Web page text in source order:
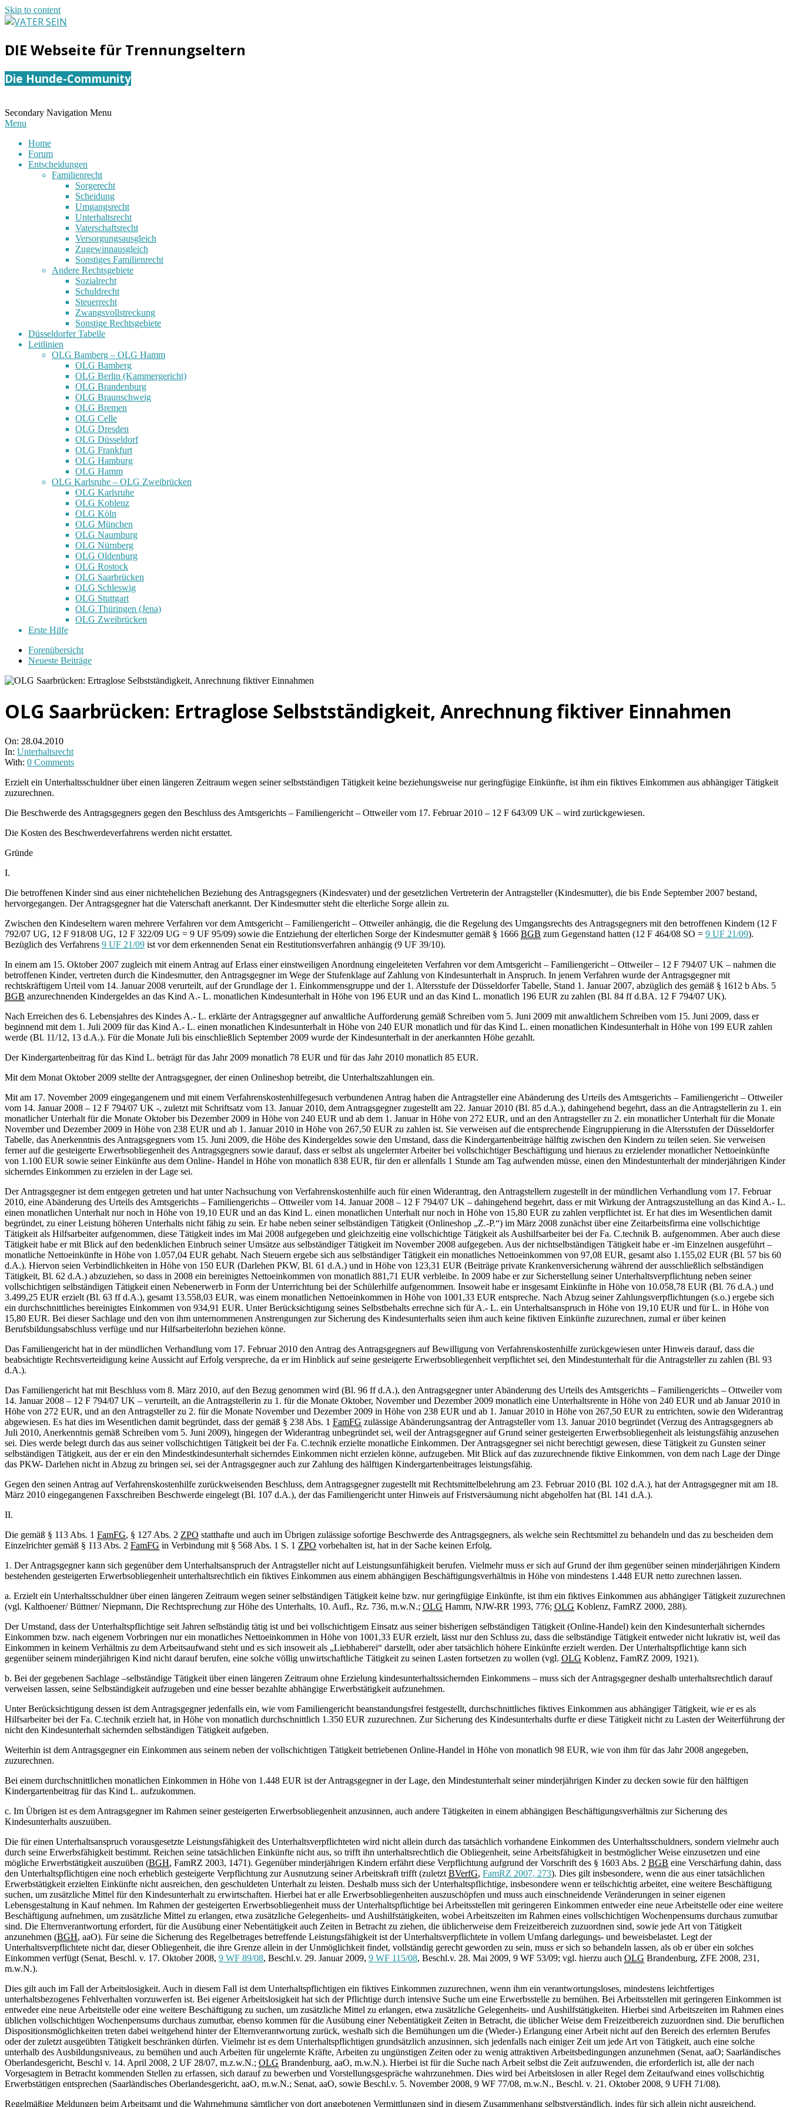
Skip to content
SEIN
DIE Webseite für Trennungseltern
Die Hunde-Community
Secondary Navigation Menu
Menu
Home
Forum
Entscheidungen
Familienrecht
Sorgerecht
Scheidung
Umgangsrecht
Unterhaltsrecht
Vaterschaftsrecht
Versorgungsausgleich
Zugewinnausgleich
Sonstiges Familienrecht
Andere Rechtsgebiete
Sozialrecht
Schuldrecht
Steuerrecht
Zwangsvollstreckung
Sonstige Rechtsgebiete
Düsseldorfer Tabelle
Leitlinien
OLG Bamberg – OLG Hamm
OLG Bamberg
OLG Berlin (Kammergericht)
OLG Brandenburg
OLG Braunschweig
OLG Bremen
OLG Celle
OLG Dresden
OLG Düsseldorf
OLG Frankfurt
OLG Hamburg
OLG Hamm
OLG Karlsruhe – OLG Zweibrücken
OLG Karlsruhe
OLG Koblenz
OLG Köln
OLG München
OLG Naumburg
OLG Nürnberg
OLG Oldenburg
OLG Rostock
OLG Saarbrücken
OLG Schleswig
OLG Stuttgart
OLG Thüringen (Jena)
OLG Zweibrücken
Erste Hilfe
Forenübersicht
Neueste Beiträge
OLG Saarbrücken: Ertraglose Selbstständigkeit, Anrechnung fiktiver Einnahmen
On: 28.04.2010
In: Unterhaltsrecht
With: 0 Comments
Erzielt ein Unterhaltsschuldner über einen längeren Zeitraum wegen seiner selbstständigen Tätigkeit keine beziehungsweise nur geringfügige Einkünfte, ist ihm ein fiktives Einkommen aus abhängiger Tätigkeit
zuzurechnen.
Die Beschwerde des Antragsgegners gegen den Beschluss des Amtsgerichts – Familiengericht – Ottweiler vom 17. Februar 2010 – 12 F 643/09 UK – wird zurückgewiesen.
Die Kosten des Beschwerdeverfahrens werden nicht erstattet.
Gründe
I.
Die betroffenen Kinder sind aus einer nichtehelichen Beziehung des Antragsgegners (Kindesvater) und der gesetzlichen Vertreterin der Antragsteller (Kindesmutter), die bis Ende September 2007 bestand,
hervorgegangen. Der Antragsgegner hat die Vaterschaft anerkannt. Der Kindesmutter steht die elterliche Sorge allein zu.
Zwischen den Kindeseltern waren mehrere Verfahren vor dem Amtsgericht – Familiengericht – Ottweiler anhängig, die die Regelung des Umgangsrechts des Antragsgegners mit den betroffenen Kindern (12 F
792/07 UG, 12 F 918/08 UG, 12 F 322/09 UG = 9 UF 95/09) sowie die Entziehung der elterlichen Sorge der Kindesmutter gemäß § 1666 BGB zum Gegenstand hatten (12 F 464/08 SO = 9 UF 21/09).
Bezüglich des Verfahrens 9 UF 21/09 ist vor dem erkennenden Senat ein Restitutionsverfahren anhängig (9 UF 39/10).
In einem am 15. Oktober 2007 zugleich mit einem Antrag auf Erlass einer einstweiligen Anordnung eingeleiteten Verfahren vor dem Amtsgericht – Familiengericht – Ottweiler – 12 F 794/07 UK – nahmen die
betroffenen Kinder, vertreten durch die Kindesmutter, den Antragsgegner im Wege der Stufenklage auf Zahlung von Kindesunterhalt in Anspruch. In jenem Verfahren wurde der Antragsgegner mit
rechtskräftigem Urteil vom 14. Januar 2008 verurteilt, auf der Grundlage der 1. Einkommensgruppe und der 1. Altersstufe der Düsseldorfer Tabelle, Stand 1. Januar 2007, abzüglich des gemäß § 1612 b Abs. 5
BGB anzurechnenden Kindergeldes an das Kind A.- L. monatlichen Kindesunterhalt in Höhe von 196 EUR und an das Kind L. monatlich 196 EUR zu zahlen (Bl. 84 ff d.BA. 12 F 794/07 UK).
Nach Erreichen des 6. Lebensjahres des Kindes A.- L. erklärte der Antragsgegner auf anwaltliche Aufforderung gemäß Schreiben vom 5. Juni 2009 mit anwaltlichem Schreiben vom 15. Juni 2009, dass er
beginnend mit dem 1. Juli 2009 für das Kind A.- L. einen monatlichen Kindesunterhalt in Höhe von 240 EUR monatlich und für das Kind L. einen monatlichen Kindesunterhalt in Höhe von 199 EUR zahlen
werde (Bl. 11/12, 13 d.A.). Für die Monate Juli bis einschließlich September 2009 wurde der Kindesunterhalt in der anerkannten Höhe gezahlt.
Der Kindergartenbeitrag für das Kind L. beträgt für das Jahr 2009 monatlich 78 EUR und für das Jahr 2010 monatlich 85 EUR.
Mit dem Monat Oktober 2009 stellte der Antragsgegner, der einen Onlineshop betreibt, die Unterhaltszahlungen ein.
Mit am 17. November 2009 eingegangenem und mit einem Verfahrenskostenhilfegesuch verbundenen Antrag haben die Antragsteller eine Abänderung des Urteils des Amtsgerichts – Familiengericht – Ottweiler
vom 14. Januar 2008 – 12 F 794/07 UK -, zuletzt mit Schriftsatz vom 13. Januar 2010, dem Antragsgegner zugestellt am 22. Januar 2010 (Bl. 85 d.A.), dahingehend begehrt, dass an die Antragstellerin zu 1. ein
monatlicher Unterhalt für die Monate Oktober bis Dezember 2009 in Höhe von 240 EUR und ab dem 1. Januar in Höhe von 272 EUR, und an den Antragsteller zu 2. ein monatlicher Unterhalt für die Monate
November und Dezember 2009 in Höhe von 238 EUR und ab 1. Januar 2010 in Höhe von 267,50 EUR zu zahlen ist. Sie verweisen auf die entsprechende Eingruppierung in die Altersstufen der Düsseldorfer
Tabelle, das Anerkenntnis des Antragsgegners vom 15. Juni 2009, die Höhe des Kindergeldes sowie den Umstand, dass die Kindergartenbeiträge hälftig zwischen den Kindern zu teilen seien. Sie verweisen
ferner auf die gesteigerte Erwerbsobliegenheit des Antragsgegners sowie darauf, dass er selbst als ungelernter Arbeiter bei vollschichtiger Beschäftigung und hieraus zu erzielender monatlicher Nettoeinkünfte
von 1.100 EUR sowie seiner Einkünfte aus dem Online- Handel in Höhe von monatlich 838 EUR, für den er allenfalls 1 Stunde am Tag aufwenden müsse, einen den Mindestunterhalt der minderjährigen Kinder
sicherndes Einkommen zu erzielen in der Lage sei.
Der Antragsgegner ist dem entgegen getreten und hat unter Nachsuchung von Verfahrenskostenhilfe auch für einen Widerantrag, den Antragstellern zugestellt in der mündlichen Verhandlung vom 17. Februar
2010, eine Abänderung des Urteils des Amtsgerichts – Familiengerichts – Ottweiler vom 14. Januar 2008 – 12 F 794/07 UK – dahingehend begehrt, dass er mit Wirkung der Antragszustellung an das Kind A.- L.
einen monatlichen Unterhalt nur noch in Höhe von 19,10 EUR und an das Kind L. einen monatlichen Unterhalt nur noch in Höhe von 15,80 EUR zu zahlen verpflichtet ist. Er hat dies im Wesentlichen damit
begründet, zu einer Leistung höheren Unterhalts nicht fähig zu sein. Er habe neben seiner selbständigen Tätigkeit (Onlineshop „Z.-P.“) im März 2008 zunächst über eine Zeitarbeitsfirma eine vollschichtige
Tätigkeit als Hilfsarbeiter aufgenommen, diese Tätigkeit indes im Mai 2008 aufgegeben und gleichzeitig eine vollschichtige Tätigkeit als Aushilfsarbeiter bei der Fa. C.technik B. aufgenommen. Aber auch diese
Tätigkeit habe er mit Blick auf den bedenklichen Einbruch seiner Umsätze aus selbständiger Tätigkeit im November 2008 aufgegeben. Aus der nichtselbständigen Tätigkeit habe er -im Einzelnen ausgeführt –
monatliche Nettoeinkünfte in Höhe von 1.057,04 EUR gehabt. Nach Steuern ergebe sich aus selbständiger Tätigkeit ein monatliches Nettoeinkommen von 97,08 EUR, gesamt also 1.155,02 EUR (Bl. 57 bis 60
d.A.). Hiervon seien Verbindlichkeiten in Höhe von 150 EUR (Darlehen PKW, Bl. 61 d.A.) und in Höhe von 123,31 EUR (Beiträge private Krankenversicherung während der ausschließlich selbständigen
Tätigkeit, Bl. 62 d.A.) abzuziehen, so dass in 2008 ein bereinigtes Nettoeinkommen von monatlich 881,71 EUR verbleibe. In 2009 habe er zur Sicherstellung seiner Unterhaltsverpflichtung neben seiner
vollschichtigen selbständigen Tätigkeit einen Nebenerwerb in Form der Unterrichtung bei der Schülerhilfe aufgenommen. Insoweit habe er insgesamt Einkünfte in Höhe von 10.058,78 EUR (Bl. 76 d.A.) und
3.499,25 EUR erzielt (Bl. 63 ff d.A.), gesamt 13.558,03 EUR, was einem monatlichen Nettoeinkommen in Höhe von 1001,33 EUR entspreche. Nach Abzug seiner Zahlungsverpflichtungen (s.o.) ergebe sich
ein durchschnittliches bereinigtes Einkommen von 934,91 EUR. Unter Berücksichtigung seines Selbstbehalts errechne sich für A.- L. ein Unterhaltsanspruch in Höhe von 19,10 EUR und für L. in Höhe von
15,80 EUR. Bei dieser Sachlage und den von ihm unternommenen Anstrengungen zur Sicherung des Kindesunterhalts seien ihm auch keine fiktiven Einkünfte zuzurechnen, zumal er über keinen
Berufsbildungsabschluss verfüge und nur Hilfsarbeiterlohn beziehen könne.
Das Familiengericht hat in der mündlichen Verhandlung vom 17. Februar 2010 den Antrag des Antragsgegners auf Bewilligung von Verfahrenskostenhilfe zurückgewiesen unter Hinweis darauf, dass die
beabsichtigte Rechtsverteidigung keine Aussicht auf Erfolg verspreche, da er im Hinblick auf seine gesteigerte Erwerbsobliegenheit verpflichtet sei, den Mindestunterhalt für die Antragsteller zu zahlen (Bl. 93
d.A.).
Das Familiengericht hat mit Beschluss vom 8. März 2010, auf den Bezug genommen wird (Bl. 96 ff d.A.), den Antragsgegner unter Abänderung des Urteils des Amtsgerichts – Familiengerichts – Ottweiler vom
14. Januar 2008 – 12 F 794/07 UK – verurteilt, an die Antragstellerin zu 1. für die Monate Oktober, November und Dezember 2009 monatlich eine Unterhaltsrente in Höhe von 240 EUR und ab Januar 2010 in
Höhe von 272 EUR, und an den Antragsteller zu 2. für die Monate November und Dezember 2009 in Höhe von 238 EUR und ab 1. Januar 2010 in Höhe von 267,50 EUR zu entrichten, sowie den Widerantrag
abgewiesen. Es hat dies im Wesentlichen damit begründet, dass der gemäß § 238 Abs. 1 FamFG zulässige Abänderungsantrag der Antragsteller vom 13. Januar 2010 begründet (Verzug des Antragsgegners ab
Juli 2010, Anerkenntnis gemäß Schreiben vom 5. Juni 2009), hingegen der Widerantrag unbegründet sei, weil der Antragsgegner auf Grund seiner gesteigerten Erwerbsobliegenheit als leistungsfähig anzusehen
sei. Dies werde belegt durch das aus seiner vollschichtigen Tätigkeit bei der Fa. C.technik erzielte monatliche Einkommen. Der Antragsgegner sei nicht berechtigt gewesen, diese Tätigkeit zu Gunsten seiner
selbständigen Tätigkeit, aus der er ein den Mindestkindesunterhalt sicherndes Einkommen nicht erzielen könne, aufzugeben. Mit Blick auf das zuzurechnende fiktive Einkommen, von dem nach Lage der Dinge
das PKW- Darlehen nicht in Abzug zu bringen sei, sei der Antragsgegner auch zur Zahlung des hälftigen Kindergartenbeitrages leistungsfähig.
Gegen den seinen Antrag auf Verfahrenskostenhilfe zurückweisenden Beschluss, dem Antragsgegner zugestellt mit Rechtsmittelbelehrung am 23. Februar 2010 (Bl. 102 d.A.), hat der Antragsgegner mit am 18.
März 2010 eingegangenen Faxschreiben Beschwerde eingelegt (Bl. 107 d.A.), der das Familiengericht unter Hinweis auf Fristversäumung nicht abgeholfen hat (Bl. 141 d.A.).
II.
Die gemäß § 113 Abs. 1 FamFG, § 127 Abs. 2 ZPO statthafte und auch im Übrigen zulässige sofortige Beschwerde des Antragsgegners, als welche sein Rechtsmittel zu behandeln und das zu bescheiden dem
Einzelrichter gemäß § 113 Abs. 2 FamFG in Verbindung mit § 568 Abs. 1 S. 1 ZPO vorbehalten ist, hat in der Sache keinen Erfolg.
1. Der Antragsgegner kann sich gegenüber dem Unterhaltsanspruch der Antragsteller nicht auf Leistungsunfähigkeit berufen. Vielmehr muss er sich auf Grund der ihm gegenüber seinen minderjährigen Kindern
bestehenden gesteigerten Erwerbsobliegenheit unterhaltsrechtlich ein fiktives Einkommen aus einem abhängigen Beschäftigungsverhältnis in Höhe von mindestens 1.448 EUR netto zurechnen lassen.
a. Erzielt ein Unterhaltsschuldner über einen längeren Zeitraum wegen seiner selbständigen Tätigkeit keine bzw. nur geringfügige Einkünfte, ist ihm ein fiktives Einkommen aus abhängiger Tätigkeit zuzurechnen
(vgl. Kalthoener/ Büttner/ Niepmann, Die Rechtsprechung zur Höhe des Unterhalts, 10. Aufl., Rz. 736, m.w.N.; OLG Hamm, NJW-RR 1993, 776; OLG Koblenz, FamRZ 2000, 288).
Der Umstand, dass der Unterhaltspflichtige seit Jahren selbständig tätig ist und bei vollschichtigem Einsatz aus seiner bisherigen selbständigen Tätigkeit (Online-Handel) kein den Kindesunterhalt sicherndes
Einkommen bzw. nach eigenem Vorbringen nur ein monatliches Nettoeinkommen in Höhe von 1001,33 EUR erzielt, lässt nur den Schluss zu, dass die selbständige Tätigkeit entweder nicht lukrativ ist, weil das
Einkommen in keinem Verhältnis zu dem Arbeitsaufwand steht und es sich insoweit als „Liebhaberei“ darstellt, oder aber tatsächlich höhere Einkünfte erzielt werden. Der Unterhaltspflichtige kann sich
gegenüber seinem minderjährigen Kind nicht darauf berufen, eine solche völlig unwirtschaftliche Tätigkeit zu seinen Lasten fortsetzen zu wollen (vgl. OLG Koblenz, FamRZ 2009, 1921).
b. Bei der gegebenen Sachlage –selbständige Tätigkeit über einen längeren Zeitraum ohne Erzielung kindesunterhaltssichernden Einkommens – muss sich der Antragsgegner deshalb unterhaltsrechtlich darauf
verweisen lassen, seine Selbständigkeit aufzugeben und eine besser bezahlte abhängige Erwerbstätigkeit aufzunehmen.
Unter Berücksichtigung dessen ist dem Antragsgegner jedenfalls ein, wie vom Familiengericht beanstandungsfrei festgestellt, durchschnittliches fiktives Einkommen aus abhängiger Tätigkeit, wie er es als
Hilfsarbeiter bei der Fa. C.technik erzielt hat, in Höhe von monatlich durchschnittlich 1.350 EUR zuzurechnen. Zur Sicherung des Kindesunterhalts durfte er diese Tätigkeit nicht zu Lasten der Weiterführung der
nicht den Kindesunterhalt sichernden selbständigen Tätigkeit aufgeben.
Weiterhin ist dem Antragsgegner ein Einkommen aus seinem neben der vollschichtigen Tätigkeit betriebenen Online-Handel in Höhe von monatlich 98 EUR, wie von ihm für das Jahr 2008 angegeben,
zuzurechnen.
Bei einem durchschnittlichen monatlichen Einkommen in Höhe von 1.448 EUR ist der Antragsgegner in der Lage, den Mindestunterhalt seiner minderjährigen Kinder zu decken sowie für den hälftigen
Kindergartenbeitrag für das Kind L. aufzukommen.
c. Im Übrigen ist es dem Antragsgegner im Rahmen seiner gesteigerten Erwerbsobliegenheit anzusinnen, auch andere Tätigkeiten in einem abhängigen Beschäftigungsverhältnis zur Sicherung des
Kindesunterhalts auszuüben.
Die für einen Unterhaltsanspruch vorausgesetzte Leistungsfähigkeit des Unterhaltsverpflichteten wird nicht allein durch das tatsächlich vorhandene Einkommen des Unterhaltsschuldners, sondern vielmehr auch
durch seine Erwerbsfähigkeit bestimmt. Reichen seine tatsächlichen Einkünfte nicht aus, so trifft ihn unterhaltsrechtlich die Obliegenheit, seine Arbeitsfähigkeit in bestmöglicher Weise einzusetzen und eine
mögliche Erwerbstätigkeit auszuüben (BGH, FamRZ 2003, 1471). Gegenüber minderjährigen Kindern erfährt diese Verpflichtung aufgrund der Vorschrift des § 1603 Abs. 2 BGB eine Verschärfung dahin, dass
den Unterhaltspflichtigen eine noch erheblich gesteigerte Verpflichtung zur Ausnutzung seiner Arbeitskraft trifft (zuletztBVerfG, FamRZ 2007, 273). Dies gilt insbesondere, wenn die aus einer tatsächlichen
Erwerbstätigkeit erzielten Einkünfte nicht ausreichen, den geschuldeten Unterhalt zu leisten. Deshalb muss sich der Unterhaltspflichtige, insbesondere wenn er teilschichtig arbeitet, eine weitere Beschäftigung
suchen, um zusätzliche Mittel für den Kindesunterhalt zu erwirtschaften. Hierbei hat er alle Erwerbsobliegenheiten auszuschöpfen und muss auch einschneidende Veränderungen in seiner eigenen
Lebensgestaltung in Kauf nehmen. Im Rahmen der gesteigerten Erwerbsobliegenheit muss der Unterhaltspflichtige bei Arbeitsstellen mit geringeren Einkommen entweder eine neue Arbeitstelle oder eine weitere
Beschäftigung aufnehmen, um zusätzliche Mittel zu erlangen, etwa zusätzliche Gelegenheits- und Aushilfstätigkeiten, wobei Arbeitszeiten im Rahmen eines vollschichtigen Wochenpensums durchaus zumutbar
sind. Die Elternverantwortung erfordert, für die Ausübung einer Nebentätigkeit auch Zeiten in Betracht zu ziehen, die üblicherweise dem Freizeitbereich zuzuordnen sind, sowie jede Art von Tätigkeit
anzunehmen (BGH, aaO). Für seine die Sicherung des Regelbetrages betreffende Leistungsfähigkeit ist der Unterhaltsverpflichtete in vollem Umfang darlegungs- und beweisbelastet. Legt der
Unterhaltsverpflichtete nicht dar, dieser Obliegenheit, die ihre Grenze allein in der Unmöglichkeit findet, vollständig gerecht geworden zu sein, muss er sich so behandeln lassen, als ob er über ein solches
Einkommen verfügt (Senat, Beschl. v. 17. Oktober 2008, 9 WF 89/08, Beschl.v. 29. Januar 2009, 9 WF 115/08, Beschl.v. 28. Mai 2009, 9 WF 53/09; vgl. hierzu auch OLG Brandenburg, ZFE 2008, 231,
m.w.N.).
Dies gilt auch im Fall der Arbeitslosigkeit. Auch in diesem Fall ist dem Unterhaltspflichtigen ein fiktives Einkommen zuzurechnen, wenn ihm ein verantwortungsloses, mindestens leichtfertiges
unterhaltsbezogenes Fehlverhalten vorzuwerfen ist. Bei eigener Arbeitslosigkeit hat sich der Pflichtige durch intensive Suche um eine Erwerbsstelle zu bemühen. Bei Arbeitsstellen mit geringeren Einkommen ist
entweder eine neue Arbeitstelle oder eine weitere Beschäftigung zu suchen, um zusätzliche Mittel zu erlangen, etwa zusätzliche Gelegenheits- und Aushilfstätigkeiten. Hierbei sind Arbeitszeiten im Rahmen eines
üblichen vollschichtigen Wochenpensums durchaus zumutbar, ebenso kommen für die Ausübung einer Nebentätigkeit Zeiten in Betracht, die üblicher Weise dem Freizeitbereich zuzuordnen sind. Die beruflichen
Dispositionsmöglichkeiten treten dabei weitgehend hinter der Elternverantwortung zurück, weshalb sich die Bemühungen um die (Wieder-) Erlangung einer Arbeit nicht auf den Bereich des erlernten Berufes
oder der zuletzt ausgeübten Tätigkeit beschränken dürfen. Vielmehr ist es dem Unterhaltspflichtigen grundsätzlich anzusinnen, sich jedenfalls nach einiger Zeit um jede Art von Tätigkeit, auch eine solche
unterhalb des Ausbildungsniveaus, zu bemühen und auch Arbeiten für ungelernte Kräfte, Arbeiten zu ungünstigen Zeiten oder zu wenig attraktiven Arbeitsbedingungen anzunehmen (Senat, aaO; Saarländisches
Oberlandesgericht, Beschl v. 14. April 2008, 2 UF 28/07, m.z.w.N.; OLG Brandenburg, aaO, m.w.N.). Hierbei ist für die Suche nach Arbeit selbst die Zeit aufzuwenden, die erforderlich ist, alle der nach
Vorgesagtem in Betracht kommenden Stellen zu erfassen, sich darauf zu bewerben und Vorstellungsgespräche wahrzunehmen. Dies wird bei Arbeitslosen in aller Regel dem Zeitaufwand eines vollschichtig
Erwerbstätigen entsprechen (Saarländisches Oberlandesgericht, aaO, m.w.N.; Senat, aaO, sowie Beschl.v. 5. November 2008, 9 WF 77/08, m.w.N., Beschl. v. 21. Oktober 2008, 9 UFH 71/08).
Regelmäßige Meldungen beim Arbeitsamt und die Wahrnehmung sämtlicher von dort angebotenen Vermittlungen sind in diesem Zusammenhang selbstverständlich, indes für sich allein nicht ausreichend.